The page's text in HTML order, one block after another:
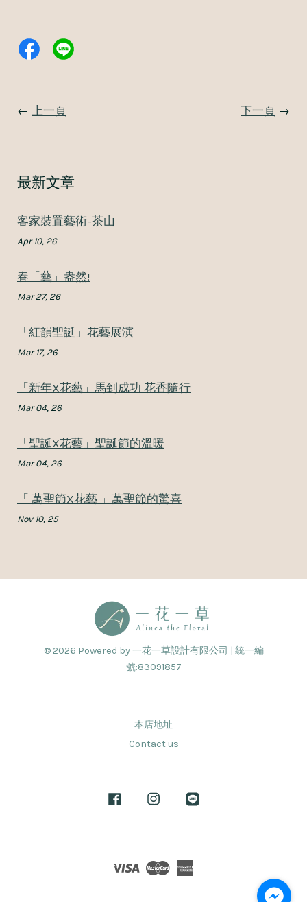
← 上一頁 下一頁 →
最新文章
客家裝置藝術-茶山
Apr 10, 26
春「藝」盎然!
Mar 27, 26
「紅韻聖誕」花藝展演
Mar 17, 26
「新年X花藝」馬到成功 花香隨行
Mar 04, 26
「聖誕X花藝」聖誕節的溫暖
Mar 04, 26
「 萬聖節X花藝 」萬聖節的驚喜
Nov 10, 25
© 2026 Powered by 一花一草設計有限公司 | 統一編
號:83091857
本店地址
Contact us
Facebook Instagram
Visa Master